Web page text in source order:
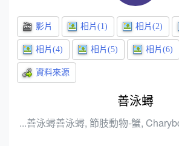
善泳蟳
...善泳蟳善泳蟳, 節肢動物-蟹,